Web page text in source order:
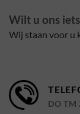
Wilt u ons
Wij staan voor u
DO TM